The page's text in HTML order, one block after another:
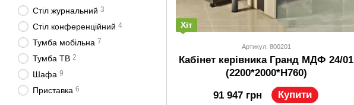
Хіт
Артикул: 800201
Кабінет керівника Гранд МДФ 24/01
(2200*2000*H760)
91 947 грн Купити
Стіл журнальний 3
Стіл конференційний 4
Тумба мобільна 7
Тумба ТВ 2
Шафа 9
Приставка 6